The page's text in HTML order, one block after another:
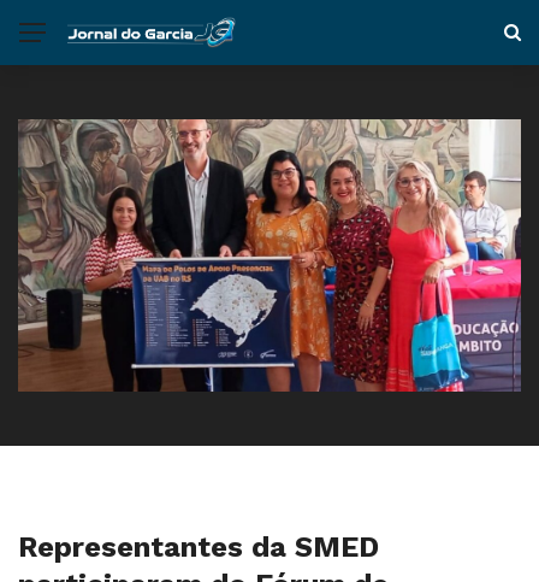
Representantes da SMED